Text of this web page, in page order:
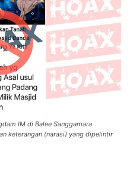
IM di Balee Sanggamara
keterangan (narasi) yang dipelintir